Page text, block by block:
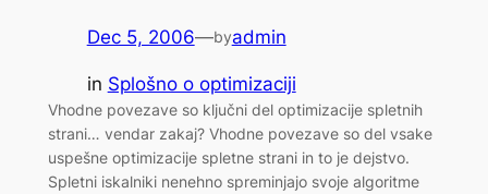
Dec 5, 2006—byadmin
in Splošno o optimizaciji
Vhodne povezave so ključni del optimizacije spletnih
strani… vendar zakaj? Vhodne povezave so del vsake
uspešne optimizacije spletne strani in to je dejstvo.
Spletni iskalniki nenehno spreminjajo svoje algoritme